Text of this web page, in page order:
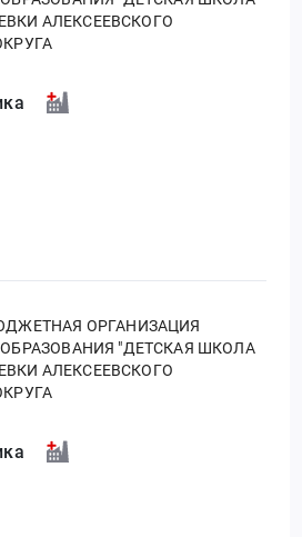
АЛЕКСЕЕВСКОГО
ОРГАНИЗАЦИЯ
"ДЕТСКАЯ ШКОЛА
АЛЕКСЕЕВСКОГО